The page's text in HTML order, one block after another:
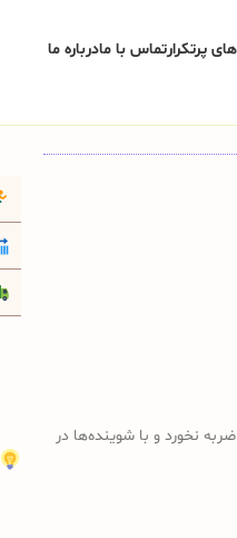
پرتکرارتماس با مادرباره ما
نخورد و با شوینده‌ها در